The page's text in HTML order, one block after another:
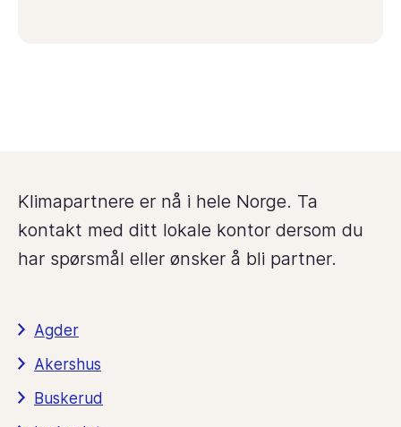
Klimapartnere er nå i hele Norge. Ta
kontakt med ditt lokale kontor dersom du
har spørsmål eller ønsker å bli partner.
Agder
Akershus
Buskerud